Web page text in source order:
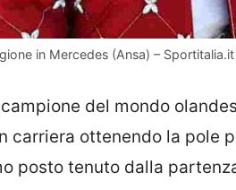
in Mercedes (Ansa) – Sportitalia.it
del mondo
carriera ottenendo la pole
posto tenuto dalla